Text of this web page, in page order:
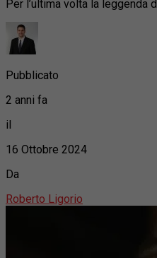
Per l’ultima volta la leggenda
Pubblicato
2 anni fa
il
16 Ottobre 2024
Da
Roberto Ligorio